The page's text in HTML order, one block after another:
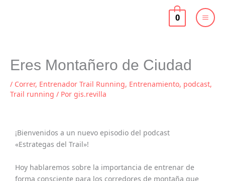
0
Eres Montañero de Ciudad
/ Correr, Entrenador Trail Running, Entrenamiento, podcast,
Trail running / Por gis.revilla
¡Bienvenidos a un nuevo episodio del podcast
«Estrategas del Trail»!
Hoy hablaremos sobre la importancia de entrenar de
forma consciente para los corredores de montaña que